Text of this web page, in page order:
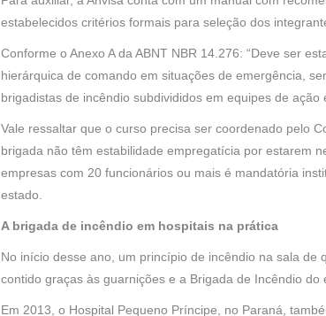
estabelecidos critérios formais para seleção dos
Conforme o Anexo A da ABNT NBR 14.276: “Deve ser
hierárquica de comando em situações de emergência,
brigadistas de incêndio subdivididos em equipes de ação
Vale ressaltar que o curso precisa ser coordenado pelo
brigada não têm estabilidade empregatícia por estarem
empresas com 20 funcionários ou mais é mandatória
estado.
A brigada de incêndio em hospitais na prática
No início desse ano, um princípio de incêndio na sala
contido graças às guarnições e a Brigada de Incêndio do
Em 2013, o Hospital Pequeno Príncipe, no Paraná,